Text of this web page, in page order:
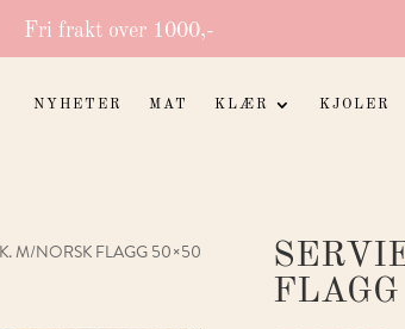
Fri frakt over 1000,-
NYHETER MAT KLÆR KJOLER
M/NORSK FLAGG 50×50